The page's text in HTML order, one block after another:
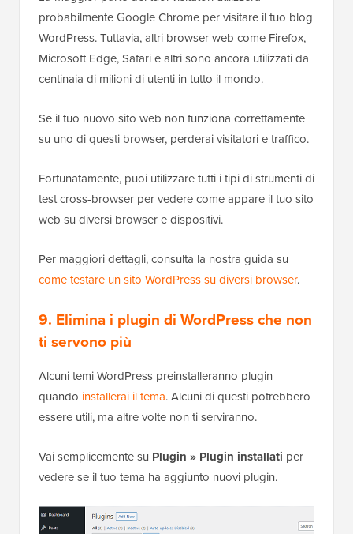
probabilmente Google Chrome per visitare il tuo blog
WordPress. Tuttavia, altri browser web come Firefox,
Microsoft Edge, Safari e altri sono ancora utilizzati da
centinaia di milioni di utenti in tutto il mondo.
Se il tuo nuovo sito web non funziona correttamente
su uno di questi browser, perderai visitatori e traffico.
Fortunatamente, puoi utilizzare tutti i tipi di strumenti di
test cross-browser per vedere come appare il tuo sito
web su diversi browser e dispositivi.
Per maggiori dettagli, consulta la nostra guida su
come testare un sito WordPress su diversi browser.
9. Elimina i plugin di WordPress che non
ti servono più
Alcuni temi WordPress preinstalleranno plugin
quando installerai il tema. Alcuni di questi potrebbero
essere utili, ma altre volte non ti serviranno.
Vai semplicemente su Plugin » Plugin installati per
vedere se il tuo tema ha aggiunto nuovi plugin.